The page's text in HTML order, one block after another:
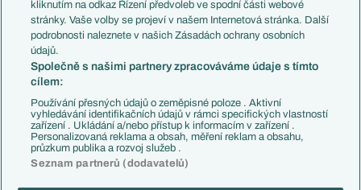
Kluby
Arsenal FC
Chelsea FC
Manchester United
AC Milán
Juventus FC
Bayern Mnichov
FC Barcelona
Real Madrid
Livescore
Tipovací soutěž
kliknutím na odkaz Řízení předvoleb ve spodní části webové
stránky. Vaše volby se projeví v našem Internetová stránka. Další
podrobnosti naleznete v našich Zásadách ochrany osobních
údajů.
Společně s našimi partnery zpracováváme údaje s tímto
cílem:
Používání přesných údajů o zeměpisné poloze . Aktivní
vyhledávání identifikačních údajů v rámci specifických vlastností
zařízení . Ukládání a/nebo přístup k informacím v zařízení .
Personalizovaná reklama a obsah, měření reklam a obsahu,
průzkum publika a rozvoj služeb .
Seznam partnerů (dodavatelů)